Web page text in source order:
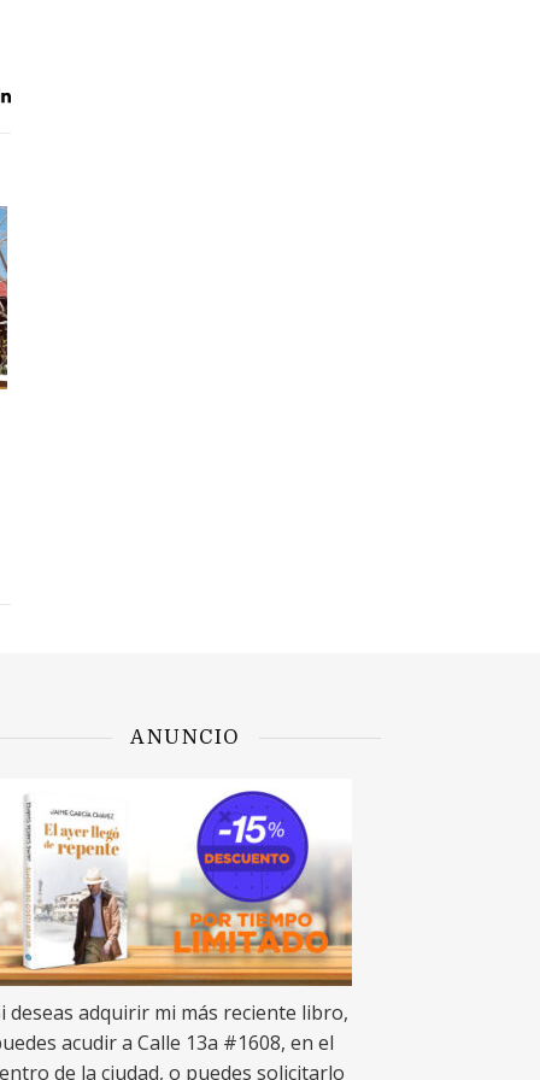
ANUNCIO
deseas adquirir mi más reciente libro,
acudir a Calle 13a #1608, en el
de la ciudad, o puedes solicitarlo